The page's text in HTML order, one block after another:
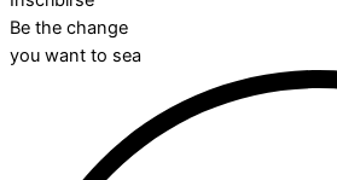
Be the change
you want to sea